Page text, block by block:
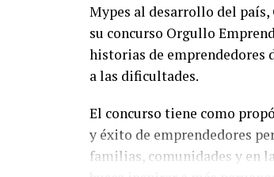
Mypes al desarrollo del
su concurso Orgullo
historias de emprendedores
a las dificultades.
El concurso tiene como
y éxito de emprendedores
familias, comunidades y en